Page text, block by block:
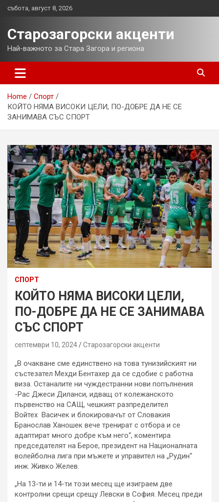
събота, август 8, 2026
Старозагорски акценти
Най-важното за Стара Загора и региона
Home
Спорт
КОЙТО НЯМА ВИСОКИ ЦЕЛИ, ПО-ДОБРЕ ДА НЕ СЕ
ЗАНИМАВА СЪС СПОРТ
СПОРТ
КОЙТО НЯМА ВИСОКИ ЦЕЛИ,
ПО-ДОБРЕ ДА НЕ СЕ ЗАНИМАВА
СЪС СПОРТ
септември 10, 2024 Старозагорски акценти
„В очакване сме единствено на това тунизийският ни
състезател Мехди Бентахер да се сдобие с работна
виза. Останалите ни чуждестранни нови попълнения
-Рас Джеси Диланси, идващ от колежанското
първенство на САЩ, чешкият разпределител
Войтех Васичек и блокировачът от Словакия
Бранослав Ханошек вече тренират с отбора и се
адаптират много добре към него“, коментира
председателят на Берое, президент на Националната
волейболна лига при мъжете и управител на „Рудин“
инж. Живко Желев.
„На 13-ти и 14-ти този месец ще изиграем две
контролни срещи срещу Левски в София. Месец преди